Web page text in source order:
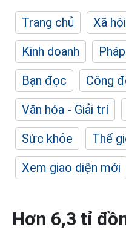
Trang chủ Xã hội
Kinh doanh
Bạn đọc
Công
Văn hóa - Giải trí
Sức khỏe
Thế
Xem giao diện mới
Hơn 6,3 tỉ